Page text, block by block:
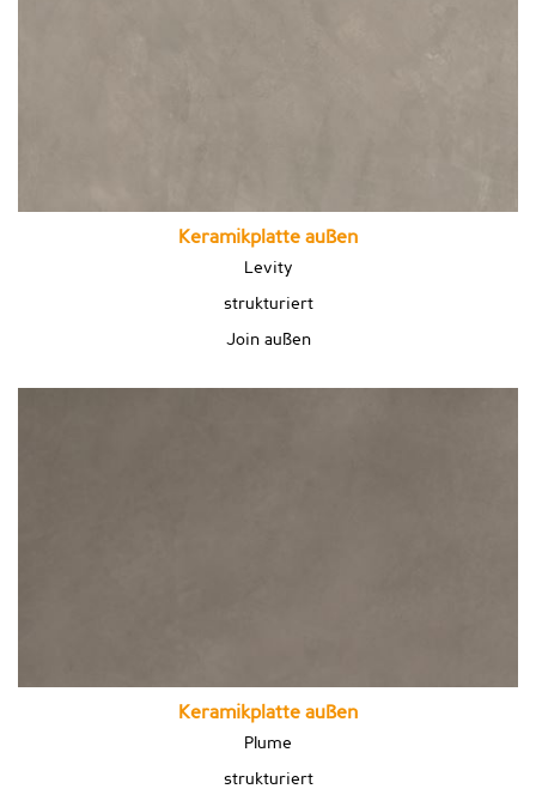
Keramikplatte außen
Levity
strukturiert
Join außen
Keramikplatte außen
Plume
strukturiert